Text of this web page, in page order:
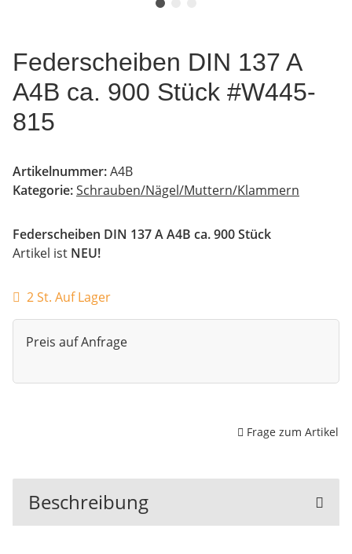
Federscheiben DIN 137 A
A4B ca. 900 Stück #W445-
815
Artikelnummer:A4B
Kategorie:Schrauben/Nägel/Muttern/Klammern
Federscheiben DIN 137 A A4B ca. 900 Stück
Artikel ist NEU!
2 St. Auf Lager
Preis auf Anfrage
Frage zum Artikel
Beschreibung